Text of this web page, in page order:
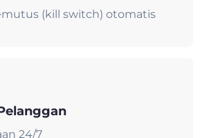
(kill switch) otomatis
24/7